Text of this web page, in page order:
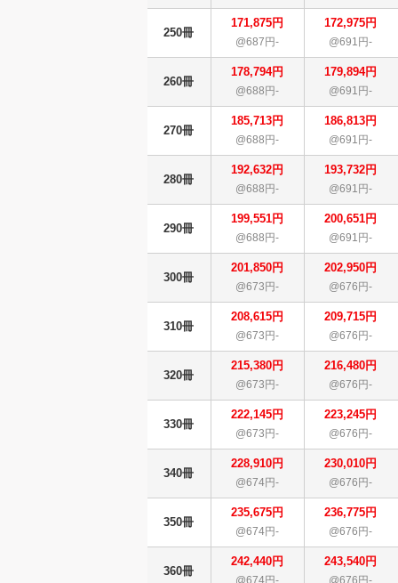
250冊
171,875円
@687円-
172,975円
@691円-
260冊
178,794円
@688円-
179,894円
@691円-
270冊
185,713円
@688円-
186,813円
@691円-
280冊
192,632円
@688円-
193,732円
@691円-
290冊
199,551円
@688円-
200,651円
@691円-
300冊
201,850円
@673円-
202,950円
@676円-
310冊
208,615円
@673円-
209,715円
@676円-
320冊
215,380円
@673円-
216,480円
@676円-
330冊
222,145円
@673円-
223,245円
@676円-
340冊
228,910円
@674円-
230,010円
@676円-
350冊
235,675円
@674円-
236,775円
@676円-
360冊
242,440円
@674円-
243,540円
@676円-